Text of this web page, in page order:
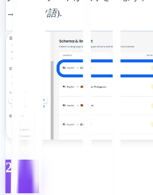
→ ドイツ語).
2